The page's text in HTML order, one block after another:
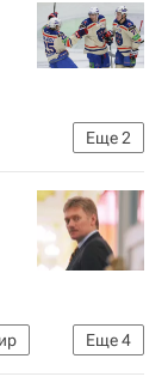
Еще2
Еще4